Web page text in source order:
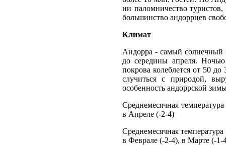
ни паломничество
большинство андоррцев
Климат
Андорра - самый солнечный
до середины апреля.
покрова колеблется от 50
случиться с природой,
особенность андоррской
Среднемесячная
в Апреле (-2-4)
Среднемесячная
в Феврале (-2-4), в Марте (-1-